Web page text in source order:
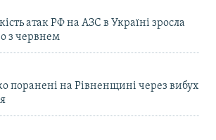
атак РФ на АЗС в Україні зросла
з червнем
поранені на Рівненщині через вибух